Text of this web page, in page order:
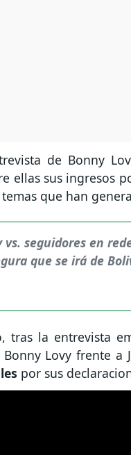
de Bonny
ellas sus ingresos
que han
tras la entrevista
Lovy frente a
por sus